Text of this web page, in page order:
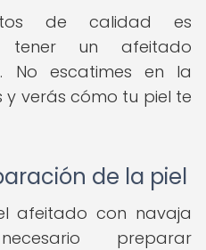
de calidad es
tener un afeitado
No escatimes en la
verás cómo tu piel te
de la piel
afeitado con navaja
preparar